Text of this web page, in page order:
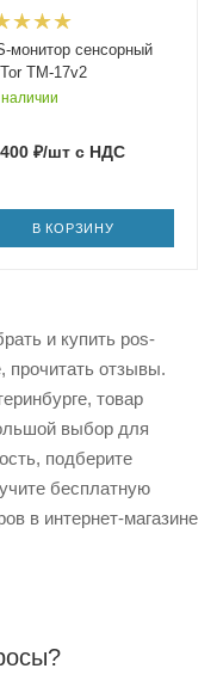
монитор сенсорный
TM-17v2
₽/штс НДС
В КОРЗИНУ
и купить pos-
прочитать отзывы.
товар
выбор для
подберите
бесплатную
в интернет-магазине